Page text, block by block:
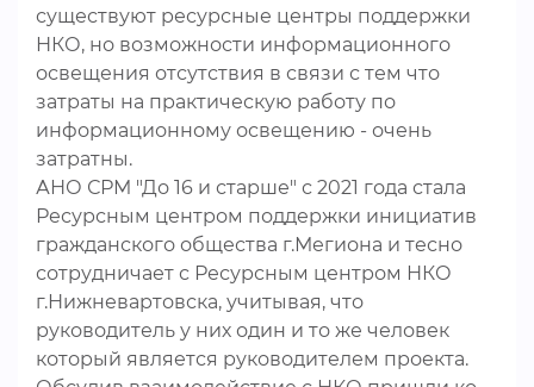
существуют ресурсные центры поддержки
НКО, но возможности информационного
освещения отсутствия в связи с тем что
затраты на практическую работу по
информационному освещению - очень
затратны.
АНО СРМ "До 16 и старше" с 2021 года стала
Ресурсным центром поддержки инициатив
гражданского общества г.Мегиона и тесно
сотрудничает с Ресурсным центром НКО
г.Нижневартовска, учитывая, что
руководитель у них один и то же человек
который является руководителем проекта.